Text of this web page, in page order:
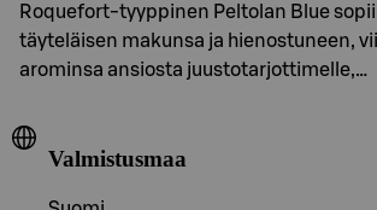
Roquefort-tyyppinen Peltolan Blue
täyteläisen makunsa ja hienostuneen,
arominsa ansiosta juustotarjottimelle,…
Valmistusmaa